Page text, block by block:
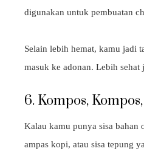
digunakan untuk pembuatan
Selain lebih hemat, kamu jadi
masuk ke adonan. Lebih sehat
6. Kompos,
Kalau kamu punya sisa
ampas kopi, atau sisa tepung